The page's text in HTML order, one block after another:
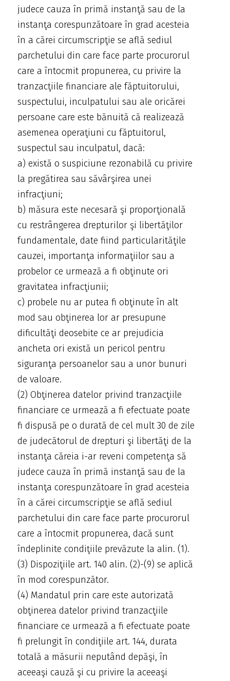
judece cauza în primă instanţă sau de la
instanţa corespunzătoare în grad acesteia
în a cărei circumscripţie se află sediul
parchetului din care face parte procurorul
care a întocmit propunerea, cu privire la
tranzacţiile financiare ale făptuitorului,
suspectului, inculpatului sau ale oricărei
persoane care este bănuită că realizează
asemenea operaţiuni cu făptuitorul,
suspectul sau inculpatul, dacă:
a) există o suspiciune rezonabilă cu privire
la pregătirea sau săvârşirea unei
infracţiuni;
b) măsura este necesară şi proporţională
cu restrângerea drepturilor şi libertăţilor
fundamentale, date fiind particularităţile
cauzei, importanţa informaţiilor sau a
probelor ce urmează a fi obţinute ori
gravitatea infracţiunii;
c) probele nu ar putea fi obţinute în alt
mod sau obţinerea lor ar presupune
dificultăţi deosebite ce ar prejudicia
ancheta ori există un pericol pentru
siguranţa persoanelor sau a unor bunuri
de valoare.
(2) Obţinerea datelor privind tranzacţiile
financiare ce urmează a fi efectuate poate
fi dispusă pe o durată de cel mult 30 de zile
de judecătorul de drepturi şi libertăţi de la
instanţa căreia i-ar reveni competenţa să
judece cauza în primă instanţă sau de la
instanţa corespunzătoare în grad acesteia
în a cărei circumscripţie se află sediul
parchetului din care face parte procurorul
care a întocmit propunerea, dacă sunt
îndeplinite condiţiile prevăzute la alin. (1).
(3) Dispoziţiile art. 140 alin. (2)-(9) se aplică
în mod corespunzător.
(4) Mandatul prin care este autorizată
obţinerea datelor privind tranzacţiile
financiare ce urmează a fi efectuate poate
fi prelungit în condiţiile art. 144, durata
totală a măsurii neputând depăşi, în
aceeaşi cauză şi cu privire la aceeaşi